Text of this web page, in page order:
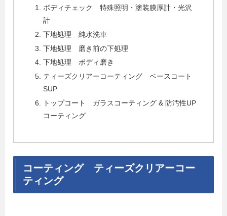
ボディチェック 特殊照明・塗装膜厚計・光沢
計
下地処理 純水洗車
下地処理 磨き前の下処理
下地処理 ボディ磨き
ティーズクリアーコーティング ベースコート
SUP
トップコート ガラスコーティング & 防汚性UP
コーティング
コーティング ティーズクリアーコー
ティング